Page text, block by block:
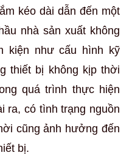
kéo dài dẫn đến một
nhà sản xuất không
kiện như cấu hình kỹ
thiết bị không kịp thời
quá trình thực hiện
ra, có tình trạng nguồn
cũng ảnh hưởng đến
bị.